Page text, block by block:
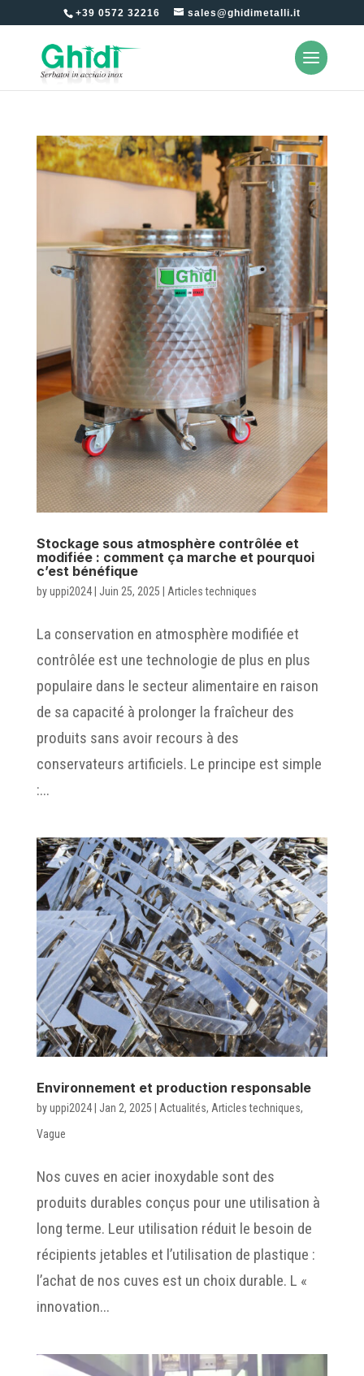
+39 0572 32216 sales@ghidimetalli.it
Stockage sous atmosphère contrôlée et
modifiée : comment ça marche et pourquoi
c’est bénéfique
byuppi2024| Juin 25, 2025 Articles techniques
La conservation en atmosphère modifiée et
contrôlée est une technologie de plus en plus
populaire dans le secteur alimentaire en raison
de sa capacité à prolonger la fraîcheur des
produits sans avoir recours à des
conservateurs artificiels. Le principe est simple
:...
Environnement et production responsable
byuppi2024| Jan 2, 2025 Actualités, Articles techniques,
Vague
Nos cuves en acier inoxydable sont des
produits durables conçus pour une utilisation à
long terme. Leur utilisation réduit le besoin de
récipients jetables et l’utilisation de plastique :
l’achat de nos cuves est un choix durable. L «
innovation...